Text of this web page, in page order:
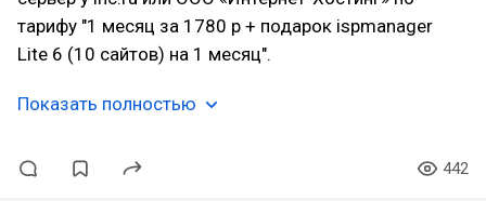
тарифу "1 месяц за 1780 р + подарок ispmanager
Lite 6 (10 сайтов) на 1 месяц".
Показать полностью
442